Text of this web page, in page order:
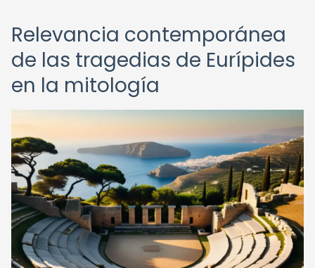
Relevancia contemporánea
de las tragedias de Eurípides
en la mitología